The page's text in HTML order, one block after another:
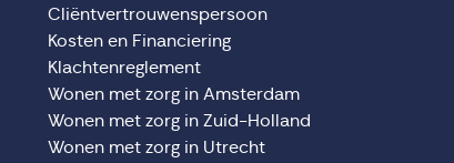
Cliëntvertrouwenspersoon
Kosten en Financiering
Klachtenreglement
Wonen met zorg in Amsterdam
Wonen met zorg in Zuid-Holland
Wonen met zorg in Utrecht